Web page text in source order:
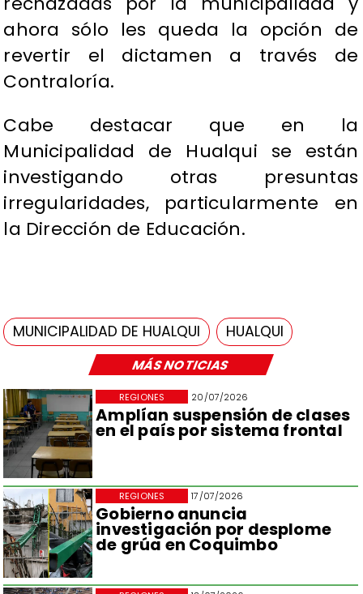
MÁS NOTICIAS
20/07/2026
Amplían suspensión de clases
en el país por sistema frontal
REGIONES
17/07/2026
Gobierno anuncia
investigación por desplome
de grúa en Coquimbo
REGIONES
ahora sólo les queda la opción de
revertir el dictamen a través de
Contraloría.
Cabe destacar que en la
Municipalidad de Hualqui se están
investigando otras presuntas
irregularidades, particularmente en
la Dirección de Educación.
MUNICIPALIDAD DE HUALQUI HUALQUI